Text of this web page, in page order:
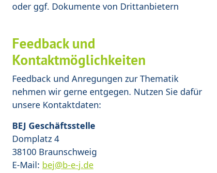
oder ggf. Dokumente von Drittanbietern
Feedback und
Kontaktmöglichkeiten
Feedback und Anregungen zur Thematik
nehmen wir gerne entgegen. Nutzen Sie dafür
unsere Kontaktdaten:
BEJ Geschäftsstelle
Domplatz 4
38100 Braunschweig
E-Mail: bej@b-e-j.de